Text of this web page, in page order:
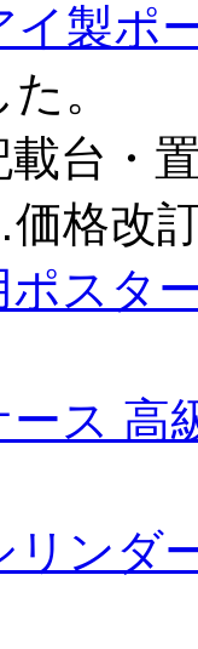
イ製ポ
。
台・
格改
ポスタ
ース 高
リンダ